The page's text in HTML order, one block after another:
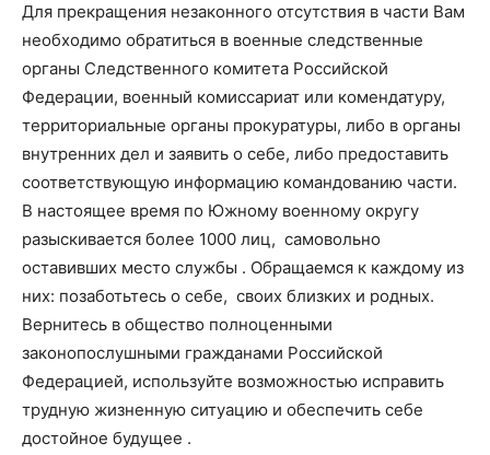
Для прекращения незаконного отсутствия в части Вам
необходимо обратиться в военные следственные
органы Следственного комитета Российской
Федерации, военный комиссариат или комендатуру,
территориальные органы прокуратуры, либо в органы
внутренних дел и заявить о себе, либо предоставить
соответствующую информацию командованию части.
В настоящее время по Южному военному округу
разыскивается более 1000 лиц, самовольно
оставивших место службы . Обращаемся к каждому из
них: позаботьтесь о себе, своих близких и родных.
Вернитесь в общество полноценными
законопослушными гражданами Российской
Федерацией, используйте возможностью исправить
трудную жизненную ситуацию и обеспечить себе
достойное будущее .